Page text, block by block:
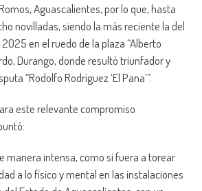
Aguascalientes, por lo que, hasta
novilladas, siendo la más reciente la del
en el ruedo de la plaza “Alberto
Durango, donde resultó triunfador y
“Rodolfo Rodríguez ‘El Pana’”.
este relevante compromiso
manera intensa, como si fuera a torear
a lo físico y mental en las instalaciones